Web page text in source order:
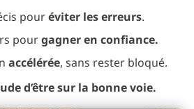
pouréviter les erreurs.
pourgagner en confiance.
accélérée, sans rester bloqué.
d’être sur la bonne voie.